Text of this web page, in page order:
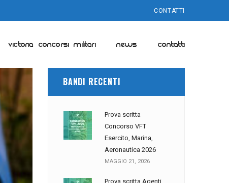
CONTATTI
VICTORIA CONCORSI MILITARI NEWS CONTATTI
BANDI RECENTI
Prova scritta
Concorso VFT
Esercito, Marina,
Aeronautica 2026
MAGGIO 21, 2026
Prova scritta Agenti